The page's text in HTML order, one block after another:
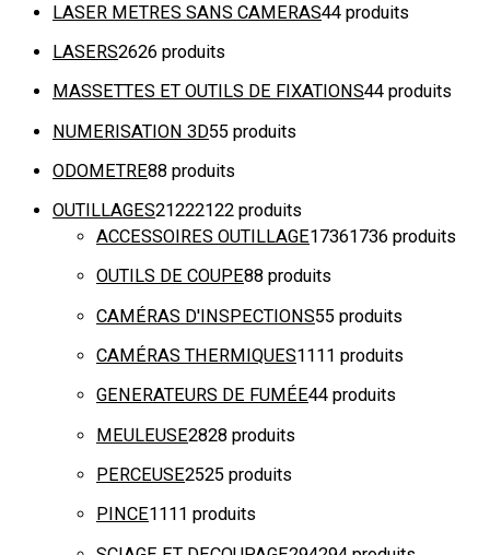
LASER METRES SANS CAMERAS44 produits
LASERS2626 produits
MASSETTES ET OUTILS DE FIXATIONS44 produits
NUMERISATION 3D55 produits
ODOMETRE88 produits
OUTILLAGES21222122 produits
ACCESSOIRES OUTILLAGE17361736 produits
OUTILS DE COUPE88 produits
CAMÉRAS D'INSPECTIONS55 produits
CAMÉRAS THERMIQUES1111 produits
GENERATEURS DE FUMÉE44 produits
MEULEUSE2828 produits
PERCEUSE2525 produits
PINCE11 11 produits